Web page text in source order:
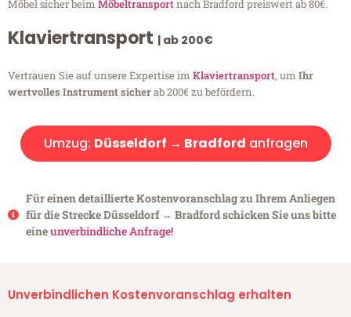
Möbel sicher beim Möbeltransportnach Bradford preiswert ab 80€.
Klaviertransport | ab 200€
Vertrauen Sie auf unsere Expertise im Klaviertransport, um Ihr
wertvolles Instrument sicherab 200€ zu befördern.
Umzug: Düsseldorf → Bradford anfragen
Für einen detaillierte Kostenvoranschlag zu Ihrem Anliegen
für die Strecke Düsseldorf → Bradford schicken Sie uns bitte
eineunverbindliche Anfrage!
Unverbindlichen Kostenvoranschlag erhalten